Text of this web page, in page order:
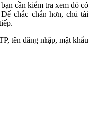
cần kiểm tra xem đó có
chắc chắn hơn, chủ tài
tên đăng nhập, mật khẩu